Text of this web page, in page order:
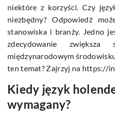
niektóre z korzyści. Czy
niezbędny? Odpowiedź
stanowiska i branży. Jedno
zdecydowanie
międzynarodowym
ten temat? Zajrzyj na https://
Kiedy język
wymagany?